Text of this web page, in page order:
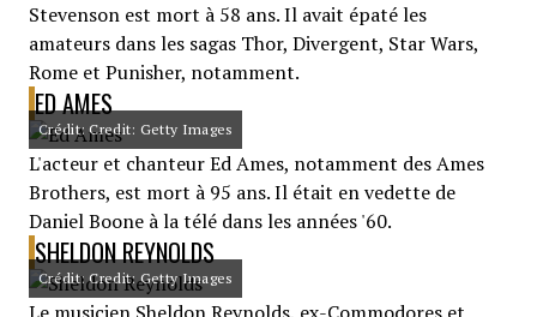
Stevenson est mort à 58 ans. Il avait épaté les
amateurs dans les sagas Thor, Divergent, Star Wars,
Rome et Punisher, notamment.
ED AMES
Crédit: Credit: Getty Images
L'acteur et chanteur Ed Ames, notamment des Ames
Brothers, est mort à 95 ans. Il était en vedette de
Daniel Boone à la télé dans les années '60.
SHELDON REYNOLDS
Crédit: Credit: Getty Images